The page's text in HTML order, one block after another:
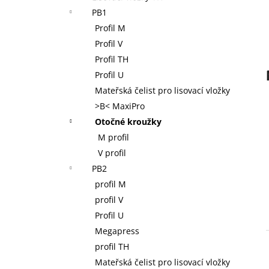
PB1
Profil M
Profil V
Profil TH
Profil U
Mateřská čelist pro lisovací vložky
>B< MaxiPro
Otočné kroužky
M profil
V profil
PB2
profil M
profil V
Profil U
Megapress
profil TH
Mateřská čelist pro lisovací vložky
NOVOPRESS 32 AKU RADIÁLNÍ LIS 12-
110 MM, 32 KN, 18 V, AKUMULÁTOR 2,0
AH, NABÍJEČKA, KUFR
38 400 Kč